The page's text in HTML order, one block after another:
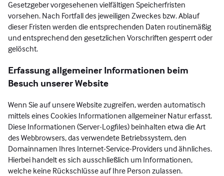
Gesetzgeber vorgesehenen vielfältigen Speicherfristen
vorsehen. Nach Fortfall des jeweiligen Zweckes bzw. Ablauf
dieser Fristen werden die entsprechenden Daten routinemäßig
und entsprechend den gesetzlichen Vorschriften gesperrt oder
gelöscht.
Erfassung allgemeiner Informationen beim
Besuch unserer Website
Wenn Sie auf unsere Website zugreifen, werden automatisch
mittels eines Cookies Informationen allgemeiner Natur erfasst.
Diese Informationen (Server-Logfiles) beinhalten etwa die Art
des Webbrowsers, das verwendete Betriebssystem, den
Domainnamen Ihres Internet-Service-Providers und ähnliches.
Hierbei handelt es sich ausschließlich um Informationen,
welche keine Rückschlüsse auf Ihre Person zulassen.